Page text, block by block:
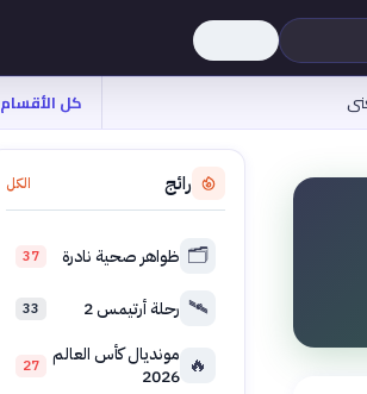
كل الأقسام
رائج الكل
🗂️ ظواهر صحية نادرة 37
🛰️ رحلة أرتيمس 2 33
🔥 مونديال كأس العالم
2026
27